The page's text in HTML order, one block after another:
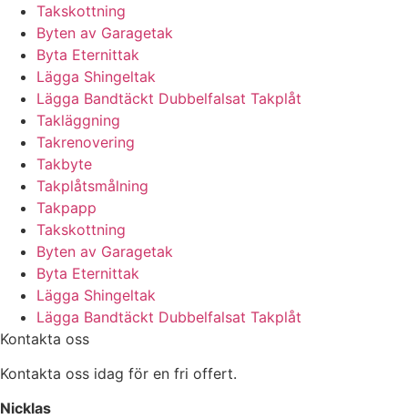
Takskottning
Byten av Garagetak
Byta Eternittak
Lägga Shingeltak
Lägga Bandtäckt Dubbelfalsat Takplåt
Takläggning
Takrenovering
Takbyte
Takplåtsmålning
Takpapp
Takskottning
Byten av Garagetak
Byta Eternittak
Lägga Shingeltak
Lägga Bandtäckt Dubbelfalsat Takplåt
Kontakta oss
Kontakta oss idag för en fri offert.
Nicklas